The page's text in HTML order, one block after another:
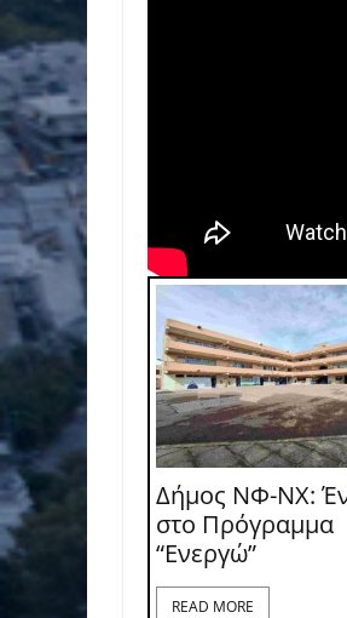
Δήμος ΝΦ-ΝΧ:
στο Πρόγραμμα
“Ενεργώ”
READ MORE